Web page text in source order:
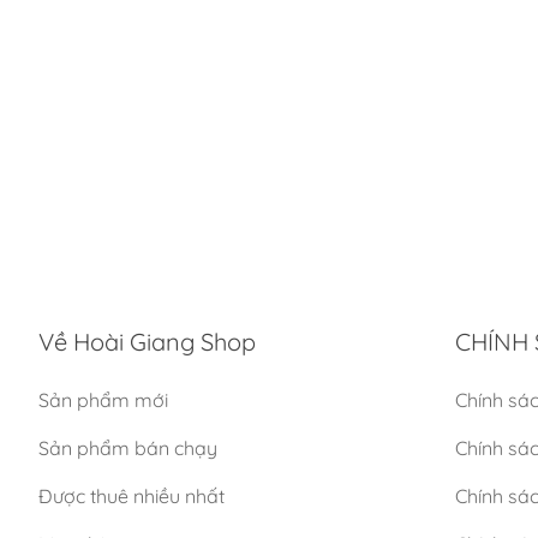
Về Hoài Giang Shop
Sản phẩm mới
Sản phẩm bán chạy
Được thuê nhiều nhất
CHÍNH
Chính
Chính
Chính